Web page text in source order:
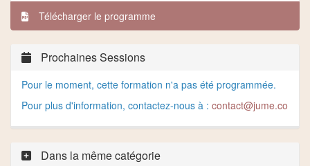
Télécharger le programme
Prochaines Sessions
Pour le moment, cette formation n'a pas été programmée.
Pour plus d'information, contactez-nous à : contact@jume.co
Dans la même catégorie